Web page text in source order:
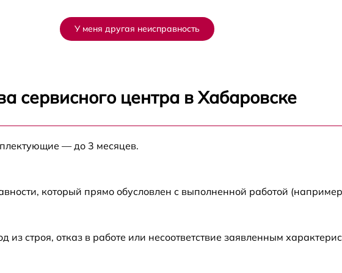
от 60 мин
У меня другая неисправность
сервисного центра в Хабаровске
— до 3 месяцев.
который прямо обусловлен с выполненной работой
строя, отказ в работе или несоответствие заявленным